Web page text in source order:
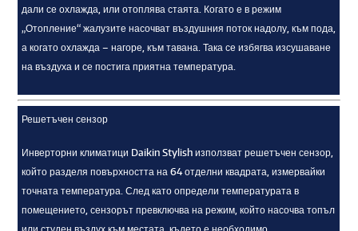
дали се охлажда, или отоплява стаята. Когато е в режим
„Отопление“ жалузите насочват въздушния поток надолу, към пода,
а когато охлажда – нагоре, към тавана. Така се избягва изсушаване
на въздуха и се постига приятна температура.
Решетъчен сензор
Инверторни климатици Daikin Stylish използват решетъчен сензор,
който разделя повърхността на 64 отделни квадрата, измервайки
точната температура. След като определи температурата в
помещението, сензорът превключва на режим, който насочва топъл